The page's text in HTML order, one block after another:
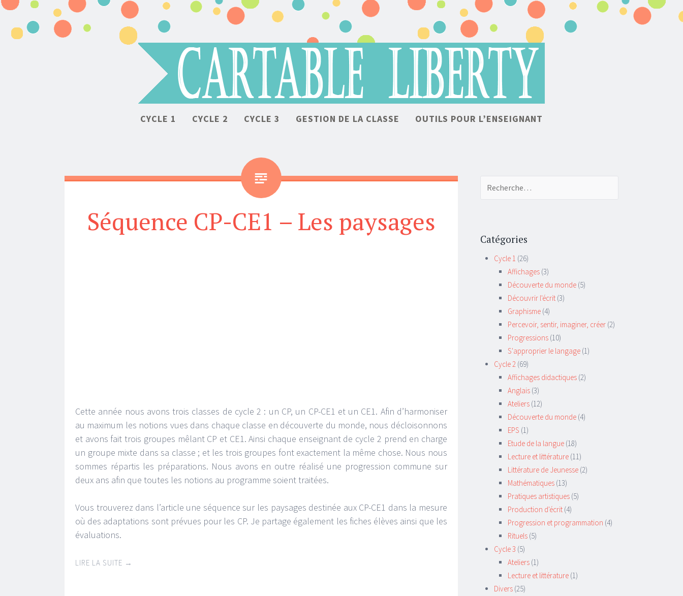
ALLER AU CONTENU
CYCLE 1 CYCLE 2 CYCLE 3 GESTION DE LA CLASSE OUTILS POUR L’ENSEIGNANT
Séquence CP-CE1 – Les paysages
Cette année nous avons trois classes de cycle 2 : un CP, un CP-CE1 et un CE1. Afin d’harmoniser
au maximum les notions vues dans chaque classe en découverte du monde, nous décloisonnons
et avons fait trois groupes mêlant CP et CE1. Ainsi chaque enseignant de cycle 2 prend en charge
un groupe mixte dans sa classe ; et les trois groupes font exactement la même chose. Nous nous
sommes répartis les préparations. Nous avons en outre réalisé une progression commune sur
deux ans afin que toutes les notions au programme soient traitées.
Vous trouverez dans l’article une séquence sur les paysages destinée aux CP-CE1 dans la mesure
où des adaptations sont prévues pour les CP. Je partage également les fiches élèves ainsi que les
évaluations.
LIRE LA SUITE →
Catégories
Cycle 1 (26)
Affichages(3)
Découverte du monde(5)
Découvrir l'écrit(3)
Graphisme(4)
Percevoir, sentir, imaginer, créer(2)
Progressions(10)
S'approprier le langage(1)
Cycle 2 (69)
Affichages didactiques(2)
Anglais(3)
Ateliers(12)
Découverte du monde(4)
EPS (1)
Etude de la langue(18)
Lecture et littérature(11)
Littérature de Jeunesse(2)
Mathématiques(13)
Pratiques artistiques(5)
Production d'écrit(4)
Progression et programmation (4)
Rituels(5)
Cycle 3 (5)
Ateliers(1)
Lecture et littérature(1)
Divers(25)